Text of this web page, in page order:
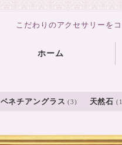
こだわりのアクセサリーを
ホーム
ベネチアングラス (3) 天然石